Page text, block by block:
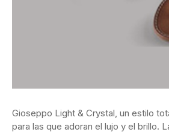
Gioseppo Light & Crystal, un estilo
para las que adoran el lujo y el brillo.